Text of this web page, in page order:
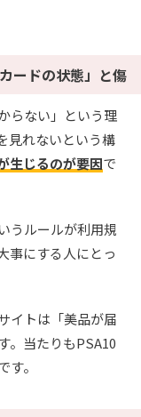
ードの状態」と傷
らない」という理
見れないという構
生じるのが要因で
うルールが利用規
事にする人にとっ
イトは「美品が届
。当たりもPSA10
。